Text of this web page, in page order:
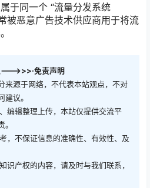
于同一个 “流量分发系统
被恶意广告技术供应商用于将流
>>>·免责声明
来源于网络，不代表本站观点，不对
议。
编辑整理上传，本站仅提供交流平
，不保证信息的准确性、有效性、及
识产权的内容，请及时与我们联系，